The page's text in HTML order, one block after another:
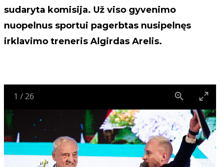
sudaryta komisija. Už viso gyvenimo
nuopelnus sportui pagerbtas nusipelnęs
irklavimo treneris Algirdas Arelis.
1 /26